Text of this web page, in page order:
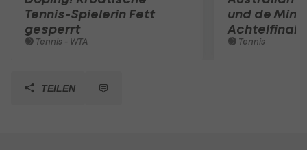
Tennis-Spielerin Fett
gesperrt
Tennis - WTA
und de
Tennis
TEILEN